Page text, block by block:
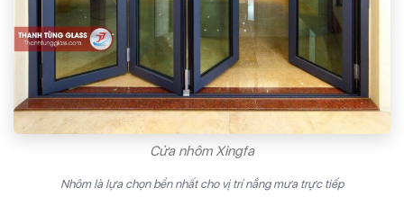
Cửa nhôm Xingfa
Nhôm là lựa chọn bền nhất cho vị trí nắng mưa trực tiếp